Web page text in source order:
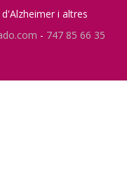
i altres
- 747 85 66 35